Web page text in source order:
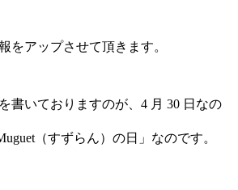
をアップさせて頂きます。
書いておりますのが、4 月 30 日なの
（すずらん）の日」なのです。